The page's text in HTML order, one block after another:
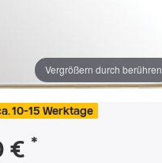
Vergrößern durch berühren
10-15 Werktage
€ *